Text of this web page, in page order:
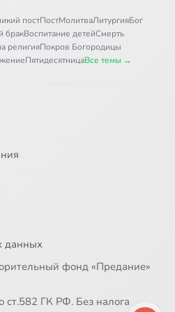
постПостМолитваЛитургияБог
бракВоспитание детейСмерть
религияПокров Богородицы
ПятидесятницаВсе темы →
данных
фонд «Предание»
ст.582 ГК РФ. Без налога